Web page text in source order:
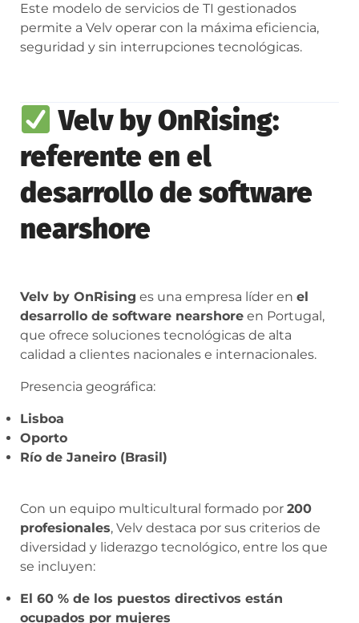
Este modelo de servicios de TI gestionados
permite a Velv operar con la máxima eficiencia,
seguridad y sin interrupciones tecnológicas.
Velv by OnRising:
referente en el
desarrollo de software
nearshore
Velv by OnRising es una empresa líder en el
desarrollo de software nearshore en Portugal,
que ofrece soluciones tecnológicas de alta
calidad a clientes nacionales e internacionales.
Presencia geográfica:
Lisboa
Oporto
Río de Janeiro (Brasil)
Con un equipo multicultural formado por 200
profesionales, Velv destaca por sus criterios de
diversidad y liderazgo tecnológico, entre los que
se incluyen:
El 60 % de los puestos directivos están
ocupados por mujeres